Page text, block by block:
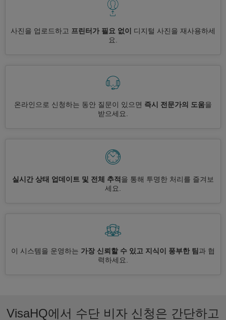
사진을 업로드하고 프린터가 필요 없이
디지털 사진을 재사용하세
요.
온라인으로 신청하는 동안 질문이 있으면 즉시 전문가의 도움을
받으세요.
실시간 상태 업데이트 및 전체 추적 을 통해 투명한 처리를 즐겨보
세요.
이 시스템을 운영하는 가장 신뢰할 수 있고 지식이 풍부한 팀 과 협
력하세요.
VisaHQ에서 수단 비자 신청은 간단하고